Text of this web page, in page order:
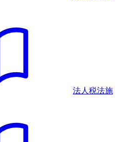
法人税法施